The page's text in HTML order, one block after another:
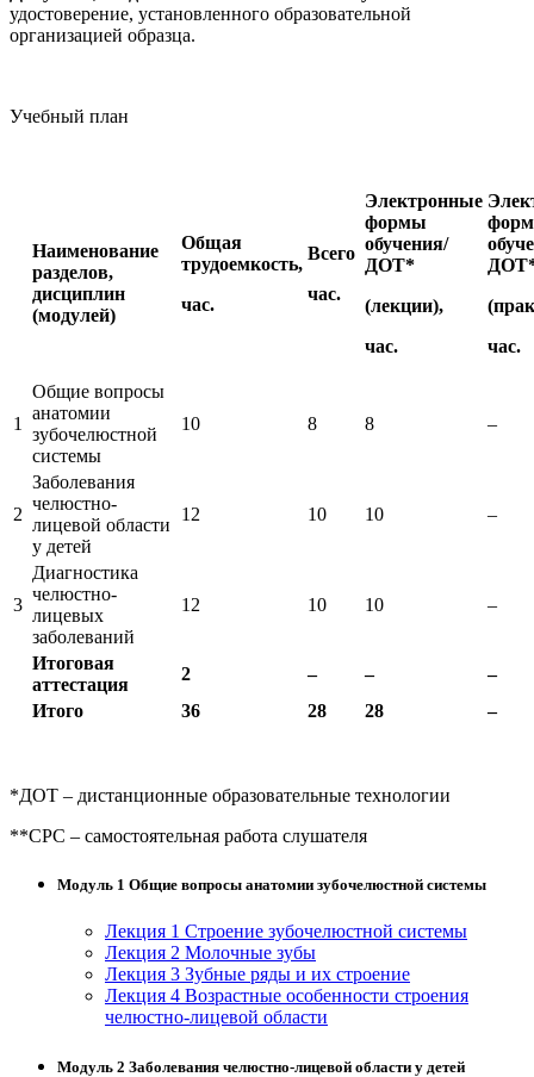
удостоверение, установленного образовательной
организацией образца.
Учебный план
Наименование
разделов,
дисциплин
(модулей)
Общая
трудоемкость,
час.
Всего
час.
Электронные
формы
обучения/
ДОТ*
(лекции),
час.
час.
1
Общие вопросы
анатомии
зубочелюстной
системы
10 8 8 –
2
Заболевания
челюстно-
лицевой области
у детей
12 10 10 –
3
Диагностика
челюстно-
лицевых
заболеваний
12 10 10 –
Итоговая
аттестация
2 – –
–
Итого
36 28 28 –
*ДОТ – дистанционные образовательные технологии
**СРС – самостоятельная работа слушателя
Модуль 1 Общие вопросы анатомии зубочелюстной системы
Лекция 1 Строение зубочелюстной системы
Лекция 2 Молочные зубы
Лекция 3 Зубные ряды и их строение
Лекция 4 Возрастные особенности строения
челюстно-лицевой области
Модуль 2 Заболевания челюстно-лицевой области у детей